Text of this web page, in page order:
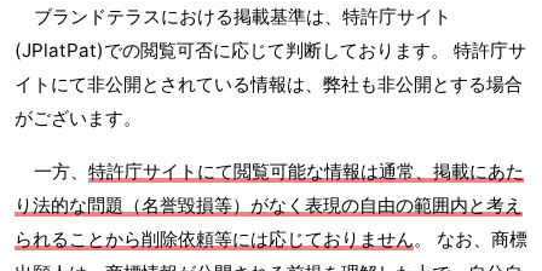
ブランドテラスにおける掲載基準は、特許庁サイト
(JPlatPat)での閲覧可否に応じて判断しております。 特許庁サ
イトにて非公開とされている情報は、弊社も非公開とする場合
がございます。
一方、 特許庁サイトにて閲覧可能な情報は通常、掲載にあた
り法的な問題（名誉毀損等）がなく表現の自由の範囲内と考え
られることから削除依頼等には応じておりません。 なお、商標